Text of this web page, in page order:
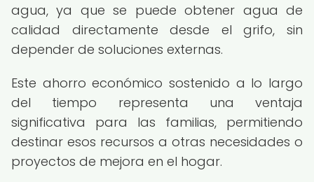
agua, ya que se puede obtener agua de
calidad directamente desde el grifo, sin
depender de soluciones externas.
Este ahorro económico sostenido a lo largo
del tiempo representa una ventaja
significativa para las familias, permitiendo
destinar esos recursos a otras necesidades o
proyectos de mejora en el hogar.